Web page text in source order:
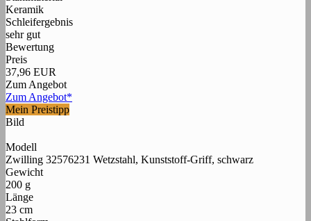
Keramik
Schleifergebnis
sehr gut
Bewertung
Preis
37,96 EUR
Zum Angebot
Zum Angebot*
Mein Preistipp
Bild
Modell
Zwilling 32576231 Wetzstahl, Kunststoff-Griff, schwarz
Gewicht
200 g
Länge
23 cm